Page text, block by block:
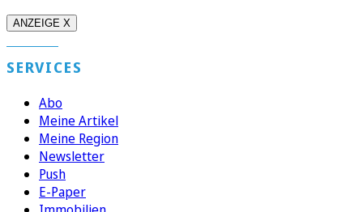
ANZEIGE X
SERVICES
Abo
Meine Artikel
Meine Region
Newsletter
Push
E-Paper